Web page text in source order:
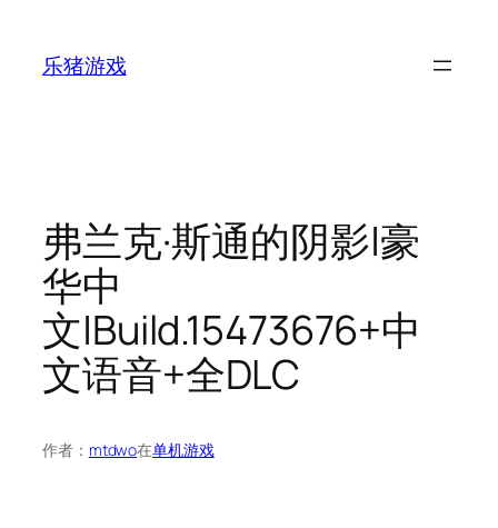
乐猪游戏
弗兰克·斯通的阴影|豪
华中
文|Build.15473676+中
文语音+全DLC
作者： mtdwo在单机游戏